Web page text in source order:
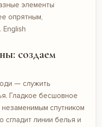
элементы
опрятным,
English
создаем
— служить
Гладкое бесшовное
спутником
линии белья и